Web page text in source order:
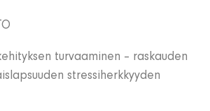
turvaaminen – raskauden
stressiherkkyyden